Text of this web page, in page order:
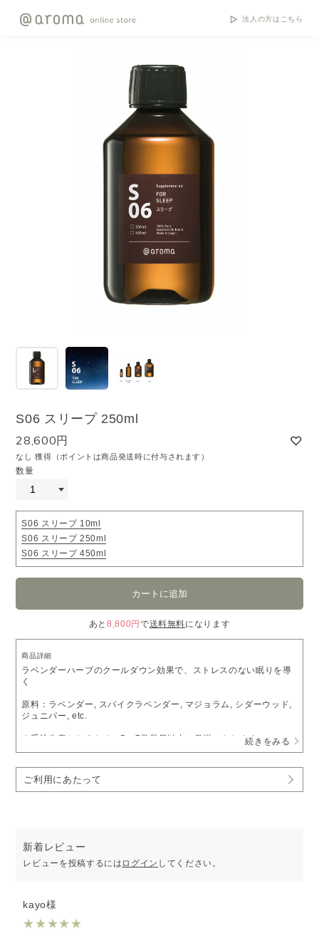
法人の方はこちら
S06 スリープ 250ml
28,600円
なし 獲得（ポイントは商品発送時に付与されます）
数量
S06 スリープ 10ml
S06 スリープ 250ml
S06 スリープ 450ml
あと8,800円 で送料無料になります
商品詳細
ラベンダーハーブのクールダウン効果で、ストレスのない眠りを導
く
原料：ラベンダー, スパイクラベンダー, マジョラム, シダーウッド,
ジュニパー, etc.
※受注生産となるため、5～7営業日以内に発送いたします。
予めご了承いただきますようお願い申し上げます。
※ピエゾディフューザー「
アロマオイルベ
ース液で希釈いただくことでお使いいただけます。
続きをみる
ご利用にあたって
新着レビュー
レビューを投稿するには ログイン してください。
kayo様
★★★★★